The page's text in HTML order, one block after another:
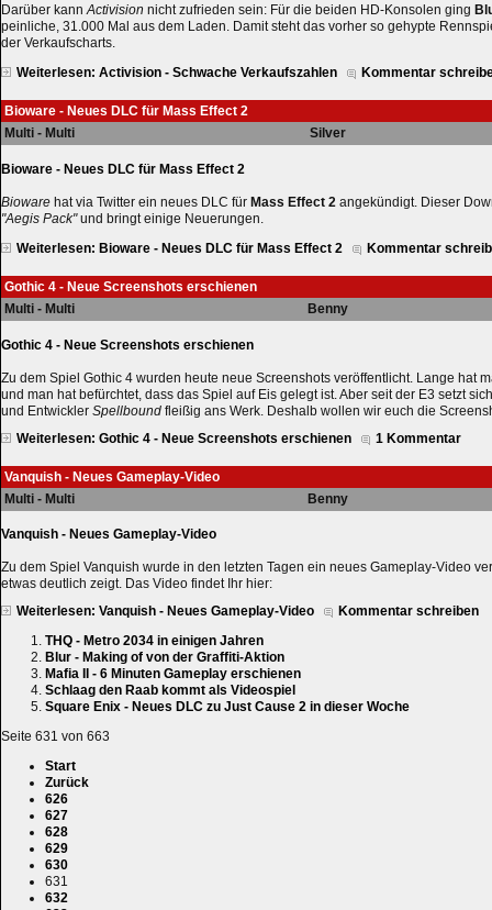
Darüber kann Activision nicht zufrieden sein: Für die beiden HD-Konsolen ging
peinliche, 31.000 Mal aus dem Laden. Damit steht das vorher so gehypte
der Verkaufscharts.
Weiterlesen: Activision - Schwache Verkaufszahlen
Kommentar
Bioware - Neues DLC für Mass Effect 2
Multi - Multi
Silver
Bioware - Neues DLC für Mass Effect 2
Bioware hat via Twitter ein neues DLC für Mass Effect 2 angekündigt. Dieser
"Aegis Pack"und bringt einige Neuerungen.
Weiterlesen: Bioware - Neues DLC für Mass Effect 2
Kommentar
Gothic 4 - Neue Screenshots erschienen
Multi - Multi
Benny
Gothic 4 - Neue Screenshots erschienen
Zu dem Spiel Gothic 4 wurden heute neue Screenshots veröffentlicht. Lange hat
und man hat befürchtet, dass das Spiel auf Eis gelegt ist. Aber seit der E3 setzt
und Entwickler Spellbound fleißig ans Werk. Deshalb wollen wir euch die
Weiterlesen: Gothic 4 - Neue Screenshots erschienen
1 Kommentar
Vanquish - Neues Gameplay-Video
Multi - Multi
Benny
Vanquish - Neues Gameplay-Video
Zu dem Spiel Vanquish wurde in den letzten Tagen ein neues Gameplay-Video
etwas deutlich zeigt. Das Video findet Ihr hier:
Weiterlesen: Vanquish - Neues Gameplay-Video
Kommentar schreiben
THQ - Metro 2034 in einigen Jahren
Blur - Making of von der Graffiti-Aktion
Mafia II - 6 Minuten Gameplay erschienen
Schlaag den Raab kommt als Videospiel
Square Enix - Neues DLC zu Just Cause 2 in dieser Woche
Seite 631 von 663
Start
Zurück
626
627
628
629
630
631
632